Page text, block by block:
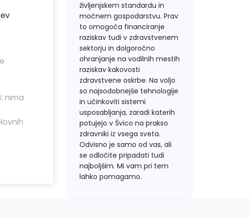
nima
življenjskem standardu in
močnem gospodarstvu. Prav
to omogoča financiranje
raziskav tudi v zdravstvenem
sektorju in dolgoročno
ohranjanje na vodilnih mestih
raziskav kakovosti
zdravstvene oskrbe. Na voljo
so najsodobnejše tehnologije
in učinkoviti sistemi
usposabljanja, zaradi katerih
potujejo v Švico na prakso
zdravniki iz vsega sveta.
Odvisno je samo od vas, ali
se odločite pripadati tudi
najboljšim. Mi vam pri tem
lahko pomagamo.